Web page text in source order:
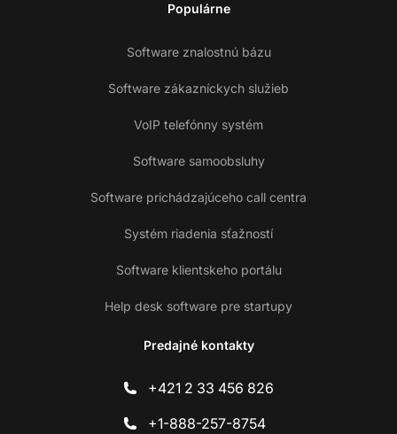
Populárne
Software znalostnú bázu
Software zákazníckych služieb
VoIP telefónny systém
Software samoobsluhy
Software prichádzajúceho call centra
Systém riadenia sťažností
Software klientskeho portálu
Help desk software pre startupy
Predajné kontakty
+421 2 33 456 826
+1-888-257-8754